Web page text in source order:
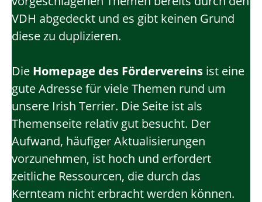
VDH abgedeckt und es gibt keinen Grund
diese zu duplizieren.
Die Homepage des Fördervereins ist eine
gute Adresse für viele Themen rund um
unsere Irish Terrier. Die Seite ist als
Themenseite relativ gut besucht. Der
Aufwand, häufiger Aktualisierungen
vorzunehmen, ist hoch und erfordert
zeitliche Ressourcen, die durch das
Kernteam nicht erbracht werden können.